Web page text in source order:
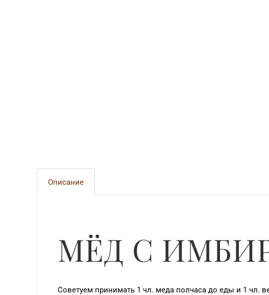
Описание
МЁД С
Советуем принимать 1 чл. меда полчаса до еды и 1 чл.